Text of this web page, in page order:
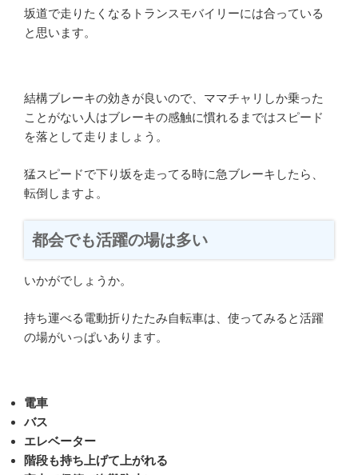
坂道で走りたくなるトランスモバイリーには合っている
と思います。
結構ブレーキの効きが良いので、ママチャリしか乗った
ことがない人はブレーキの感触に慣れるまではスピード
を落として走りましょう。
猛スピードで下り坂を走ってる時に急ブレーキしたら、
転倒しますよ。
都会でも活躍の場は多い
いかがでしょうか。
持ち運べる電動折りたたみ自転車は、使ってみると活躍
の場がいっぱいあります。
電車
バス
エレベーター
階段も持ち上げて上がれる